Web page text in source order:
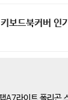
보드북커버 인
A7라이트 폴리곤